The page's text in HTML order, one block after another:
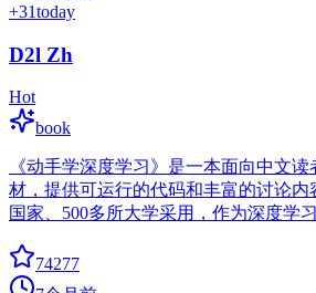
+31today
D2l Zh
Hot
book
《动手学深度学习》是一本面向中文
材，提供可运行的代码和丰富的讨论内
国家、500多所大学采用，作为深度学
74277